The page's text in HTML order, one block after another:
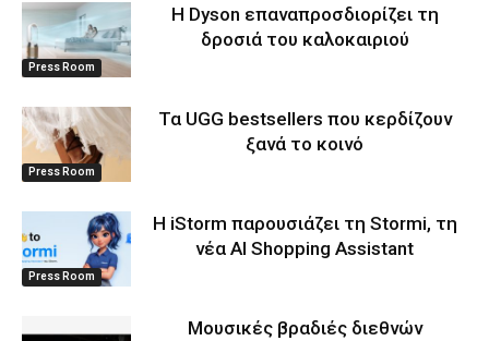
Press Room
Η Dyson επαναπροσδιορίζει τη
δροσιά του καλοκαιριού
Press Room
Τα UGG bestsellers που κερδίζουν
ξανά το κοινό
Press Room
Η iStorm παρουσιάζει τη Stormi, τη
νέα AI Shopping Assistant
Μουσικές βραδιές διεθνών